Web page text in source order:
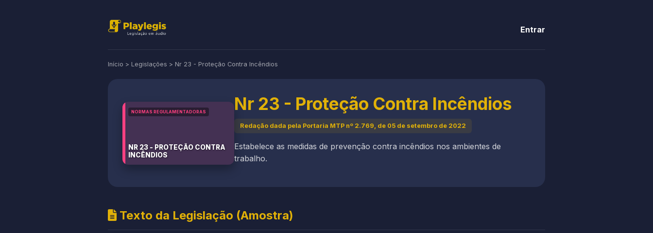
Entrar
Início > Legislações > Nr 23 - Proteção Contra Incêndios
NORMAS REGULAMENTADORAS
NR 23 - PROTEÇÃO CONTRA
INCÊNDIOS
Nr 23 - Proteção Contra Incêndios
Redação dada pela Portaria MTP nº 2.769, de 05 de setembro de 2022
Estabelece as medidas de prevenção contra incêndios nos ambientes de
trabalho.
Texto da Legislação (Amostra)